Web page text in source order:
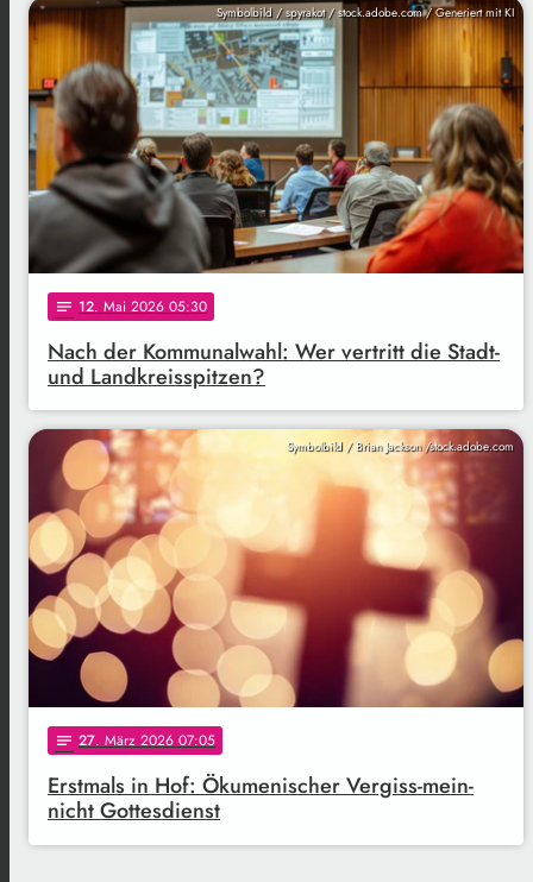
Symbolbild / spyrakot / stock.adobe.com / Generiert mit KI
notes 12. Mai 2026 05:30
Nach der Kommunalwahl: Wer vertritt die Stadt-
und Landkreisspitzen?
Symbolbild / Brian Jackson /stock.adobe.com
notes 27. März 2026 07:05
Erstmals in Hof: Ökumenischer Vergiss-mein-
nicht Gottesdienst